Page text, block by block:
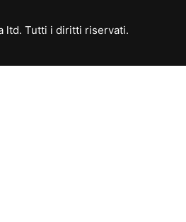
ltd. Tutti i diritti riservati.